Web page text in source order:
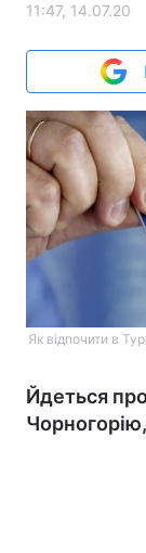
11:47, 14.07.20
Як відпочити в
Йдеться